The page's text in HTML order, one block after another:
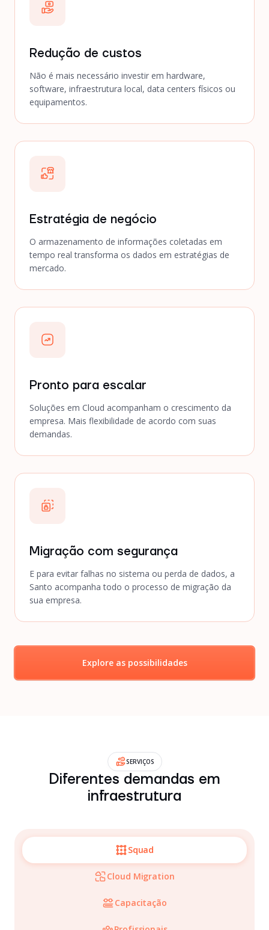
Redução de custos
Não é mais necessário investir em hardware,
software, infraestrutura local, data centers físicos ou
equipamentos.
Estratégia de negócio
O armazenamento de informações coletadas em
tempo real transforma os dados em estratégias de
mercado.
Pronto para escalar
Soluções em Cloud acompanham o crescimento da
empresa. Mais flexibilidade de acordo com suas
demandas.
Migração com segurança
E para evitar falhas no sistema ou perda de dados, a
Santo acompanha todo o processo de migração da
sua empresa.
Explore as possibilidades
SERVIÇOS
Diferentes demandas em
infraestrutura
Squad
Cloud Migration
Capacitação